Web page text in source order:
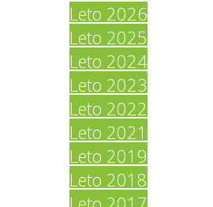
Leto 2026
Leto 2025
Leto 2024
Leto 2023
Leto 2022
Leto 2021
Leto 2019
Leto 2018